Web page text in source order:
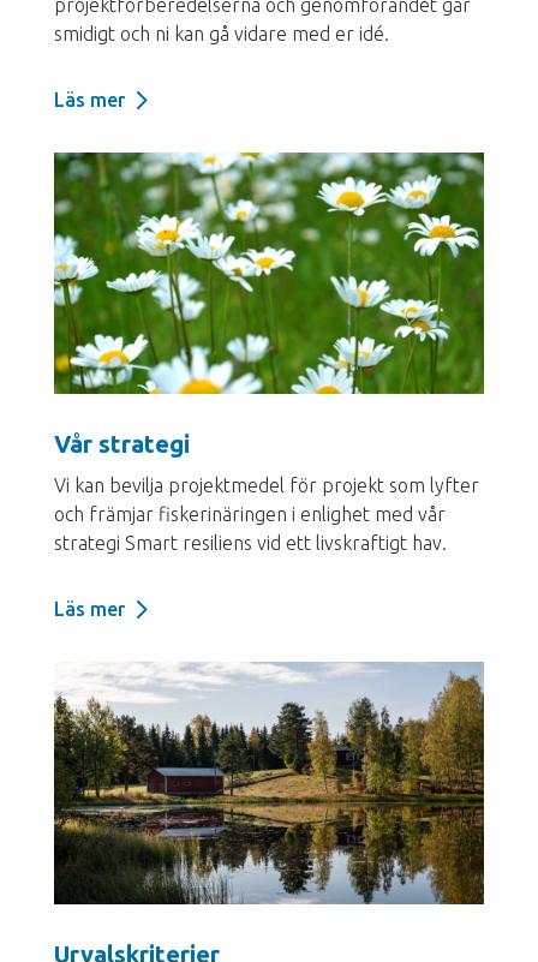
smidigt och ni kan gå vidare med er idé.
Läs mer
Vår strategi
Vi kan bevilja projektmedel för projekt som lyfter
och främjar fiskerinäringen i enlighet med vår
strategi Smart resiliens vid ett livskraftigt hav.
Läs mer
Urvalskriterier